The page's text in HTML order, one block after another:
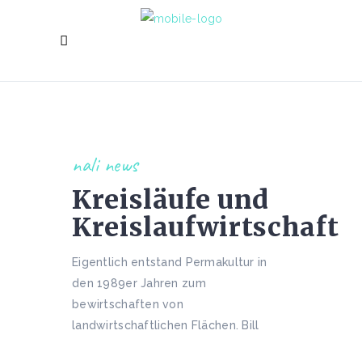
nali news
Kreisläufe und
Kreislaufwirtschaft
Eigentlich entstand Permakultur in
den 1989er Jahren zum
bewirtschaften von
landwirtschaftlichen Flächen. Bill